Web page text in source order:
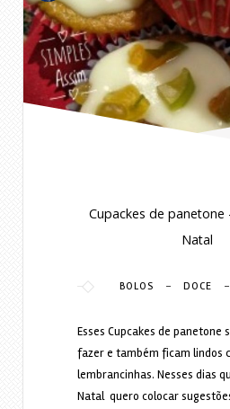
Cupackes de panetone
Natal
BOLOS - DOCE -
Esses Cupcakes de panetone
fazer e também ficam lindos
lembrancinhas. Nesses dias
Natal quero colocar